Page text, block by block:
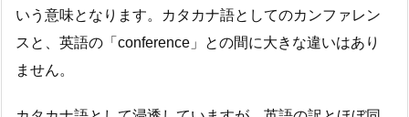
いう意味となります。カタカナ語としてのカンファレン
スと、英語の「conference」との間に大きな違いはあり
ません。